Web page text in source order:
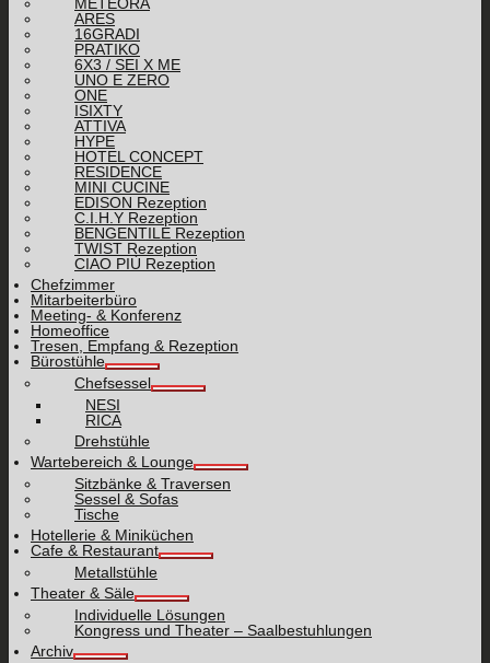
ARES
16GRADI
PRATIKO
6X3 / SEI X ME
UNO E ZERO
ONE
ISIXTY
ATTIVA
HYPE
HOTEL CONCEPT
RESIDENCE
MINI CUCINE
EDISON Rezeption
C.I.H.Y Rezeption
BENGENTILE Rezeption
TWIST Rezeption
CIAO PIÙ Rezeption
Chefzimmer
Mitarbeiterbüro
Meeting- & Konferenz
Homeoffice
Tresen, Empfang & Rezeption
Bürostühle
Chefsessel
NESI
RICA
Drehstühle
Wartebereich & Lounge
Sitzbänke & Traversen
Sessel & Sofas
Tische
Hotellerie & Miniküchen
Cafe & Restaurant
Metallstühle
Theater & Säle
Individuelle Lösungen
Kongress und Theater – Saalbestuhlungen
Archiv